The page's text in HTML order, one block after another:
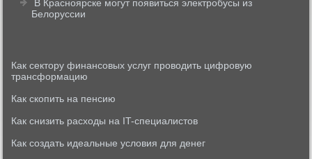
В Красноярске могут появиться электробусы из
Белоруссии
Как сектору финансовых услуг проводить цифровую
трансформацию
Как скопить на пенсию
Как снизить расходы на IT-специалистов
Как создать идеальные условия для денег